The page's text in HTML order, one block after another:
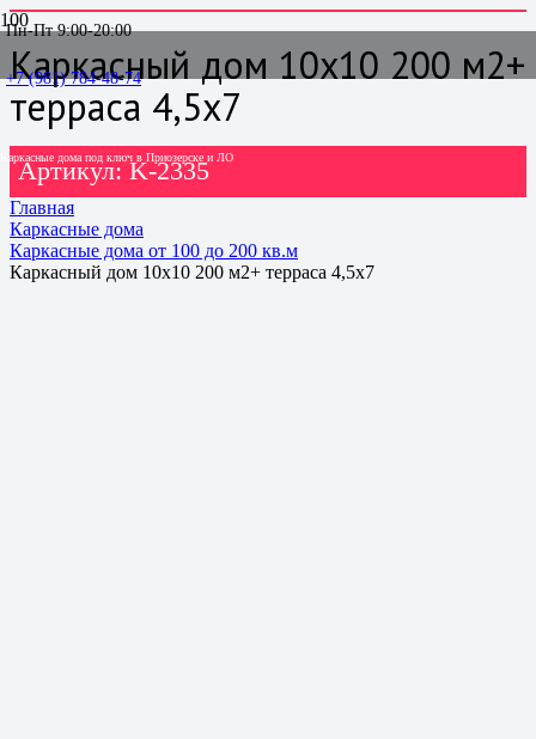
Пн-Пт 9:00-20:00
+7 (981) 784-48-74
Каркасные дома под ключ в Приозерске и ЛО
Каркасный дом 10х10 200 м2+
терраса 4,5х7
Артикул:K-2335
Главная
Каркасные дома
Каркасные дома от 100 до 200 кв.м
Каркасный дом 10х10 200 м2+ терраса 4,5х7